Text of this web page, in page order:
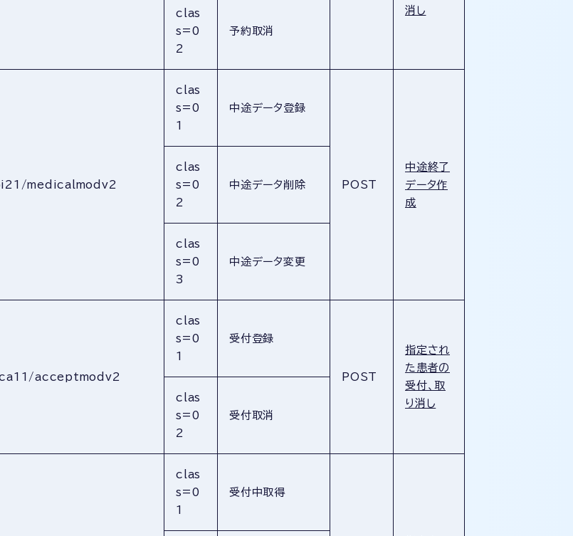
消し
clas
s=0
2
予約取消
medicalmodv2
clas
s=0
1
中途データ登録
POST
中途終了
データ作
成
clas
s=0
2
中途データ削除
clas
s=0
3
中途データ変更
acceptmodv2
clas
s=0
1
受付登録
POST
指定され
た患者の
受付、取
り消し
clas
s=0
2
受付取消
clas
s=0
1
受付中取得